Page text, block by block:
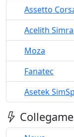
Assetto
Acelith
Moza
Fanatec
Asetek